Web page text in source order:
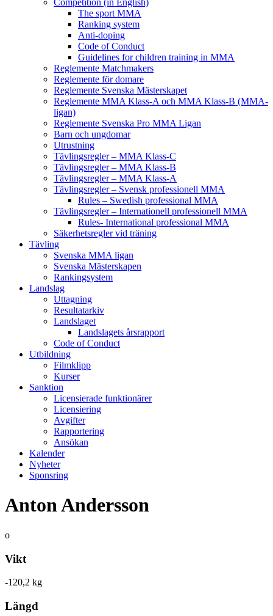
Competition (in English)
The sport MMA
Ranking system
Anti-doping
Code of Conduct
Guidelines for children training in MMA
Reglemente Matchmakers
Reglemente för domare
Reglemente Svenska Mästerskapet
Reglemente MMA Klass-A och MMA Klass-B (MMA-
ligan)
Reglemente Svenska Pro MMA Ligan
Barn och ungdomar
Utrustning
Tävlingsregler – MMA Klass-C
Tävlingsregler – MMA Klass-B
Tävlingsregler – MMA Klass-A
Tävlingsregler – Svensk professionell MMA
Rules – Swedish professional MMA
Tävlingsregler – Internationell professionell MMA
Rules- International professional MMA
Säkerhetsregler vid träning
Tävling
Svenska MMA ligan
Svenska Mästerskapen
Rankingsystem
Landslag
Uttagning
Resultatarkiv
Landslaget
Landslagets årsrapport
Code of Conduct
Utbildning
Filmklipp
Kurser
Sanktion
Licensierade funktionärer
Licensiering
Avgifter
Rapportering
Ansökan
Kalender
Nyheter
Sponsring
Anton Andersson
o
Vikt
-120,2 kg
Längd